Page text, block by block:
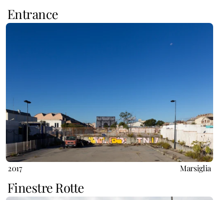
Entrance
2017 Marsiglia
Finestre Rotte